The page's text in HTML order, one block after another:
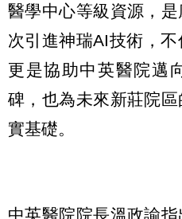
醫學中心等級資源，
次引進神瑞AI技術，不
更是協助中英醫院邁
碑，也為未來新莊院
實基礎。
中英醫院院長溫政諭